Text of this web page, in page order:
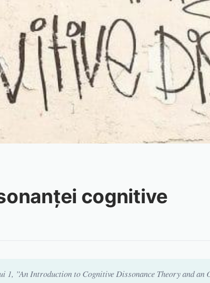
cognitive
1, ”An Introduction to Cognitive Dissonance Theory and an